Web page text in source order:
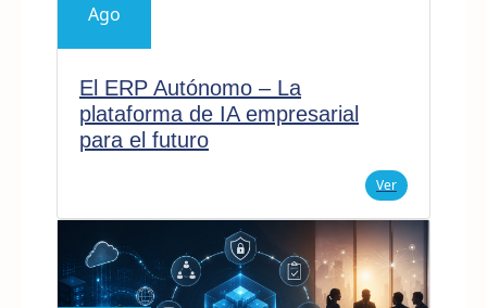
Ago
El ERP Autónomo – La
plataforma de IA empresarial
para el futuro
Ver